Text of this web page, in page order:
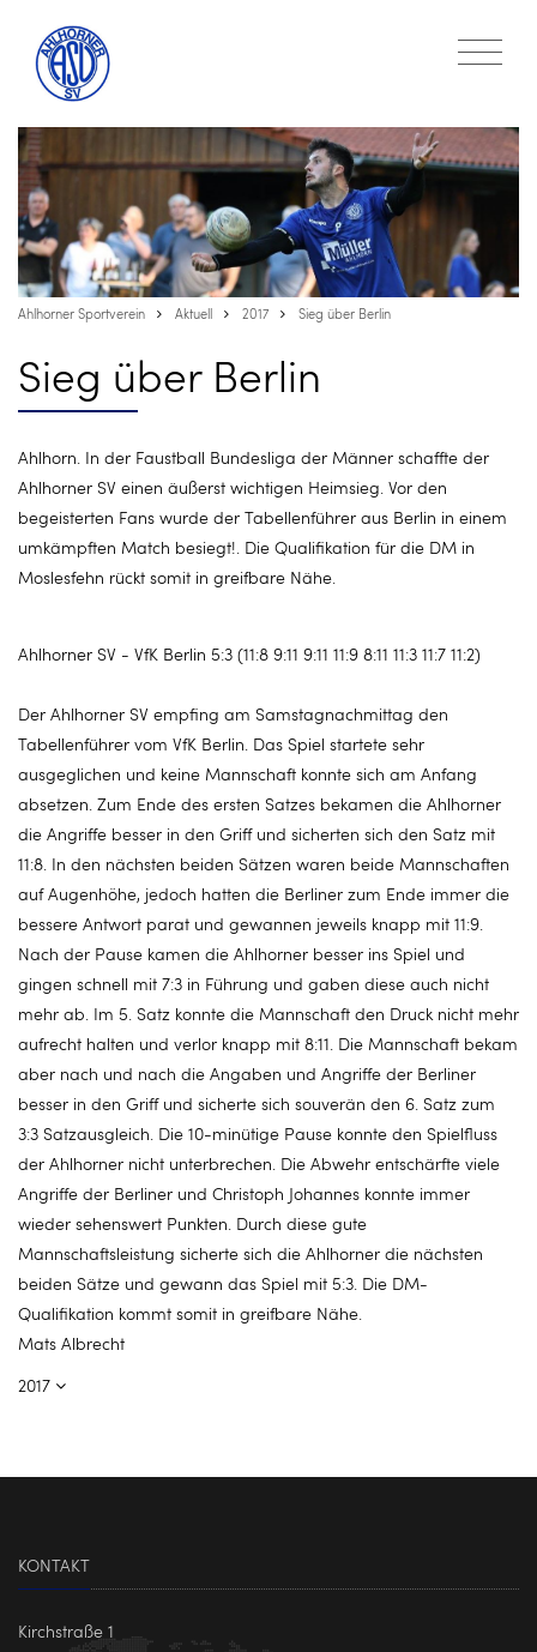
Ahlhorner Sportverein Aktuell 2017 Sieg über Berlin
Sieg über Berlin
Ahlhorn. In der Faustball Bundesliga der Männer schaffte der
Ahlhorner SV einen äußerst wichtigen Heimsieg. Vor den
begeisterten Fans wurde der Tabellenführer aus Berlin in einem
umkämpften Match besiegt!. Die Qualifikation für die DM in
Moslesfehn rückt somit in greifbare Nähe.
Ahlhorner SV - VfK Berlin 5:3 (11:8 9:11 9:11 11:9 8:11 11:3 11:7 11:2)
Der Ahlhorner SV empfing am Samstagnachmittag den
Tabellenführer vom VfK Berlin. Das Spiel startete sehr
ausgeglichen und keine Mannschaft konnte sich am Anfang
absetzen. Zum Ende des ersten Satzes bekamen die Ahlhorner
die Angriffe besser in den Griff und sicherten sich den Satz mit
11:8. In den nächsten beiden Sätzen waren beide Mannschaften
auf Augenhöhe, jedoch hatten die Berliner zum Ende immer die
bessere Antwort parat und gewannen jeweils knapp mit 11:9.
Nach der Pause kamen die Ahlhorner besser ins Spiel und
gingen schnell mit 7:3 in Führung und gaben diese auch nicht
mehr ab. Im 5. Satz konnte die Mannschaft den Druck nicht mehr
aufrecht halten und verlor knapp mit 8:11. Die Mannschaft bekam
aber nach und nach die Angaben und Angriffe der Berliner
besser in den Griff und sicherte sich souverän den 6. Satz zum
3:3 Satzausgleich. Die 10-minütige Pause konnte den Spielfluss
der Ahlhorner nicht unterbrechen. Die Abwehr entschärfte viele
Angriffe der Berliner und Christoph Johannes konnte immer
wieder sehenswert Punkten. Durch diese gute
Mannschaftsleistung sicherte sich die Ahlhorner die nächsten
beiden Sätze und gewann das Spiel mit 5:3. Die DM-
Qualifikation kommt somit in greifbare Nähe.
Mats Albrecht
2017
KONTAKT
Kirchstraße 1